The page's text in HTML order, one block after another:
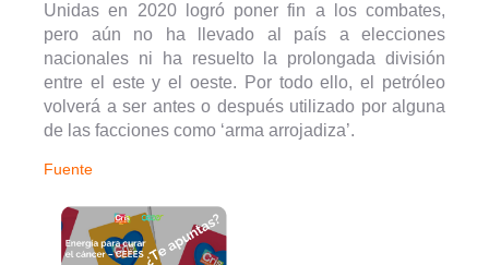
Unidas en 2020 logró poner fin a los combates,
pero aún no ha llevado al país a elecciones
nacionales ni ha resuelto la prolongada división
entre el este y el oeste. Por todo ello, el petróleo
volverá a ser antes o después utilizado por alguna
de las facciones como ‘arma arrojadiza’.
Fuente